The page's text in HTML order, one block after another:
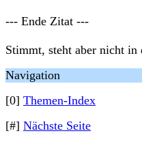
--- Ende Zitat ---
Stimmt, steht aber nicht in
Navigation
[0] Themen-Index
[#] Nächste Seite